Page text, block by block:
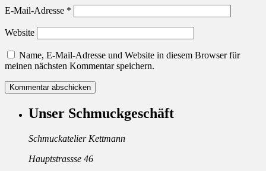
E-Mail-Adresse *
Website
Name, E-Mail-Adresse und Website in diesem Browser für
meinen nächsten Kommentar speichern.
Unser Schmuckgeschäft
Schmuckatelier Kettmann
Hauptstrassse 46